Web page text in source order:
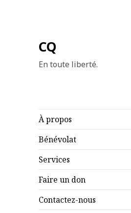
CQ
En toute liberté.
À propos
Bénévolat
Services
Faire un don
Contactez-nous